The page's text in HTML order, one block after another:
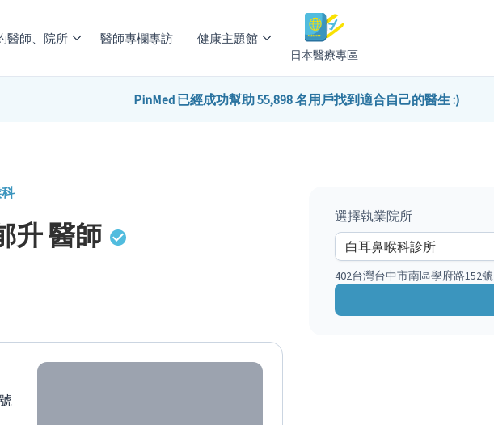
醫師、院所 醫師專欄專訪 健康主題館
日本醫療專區
PinMed 已經成功幫助 55,898 名用戶找到適合自己的醫生 :)
升醫師
選擇執業院所
402台灣台中市南區學府路152號